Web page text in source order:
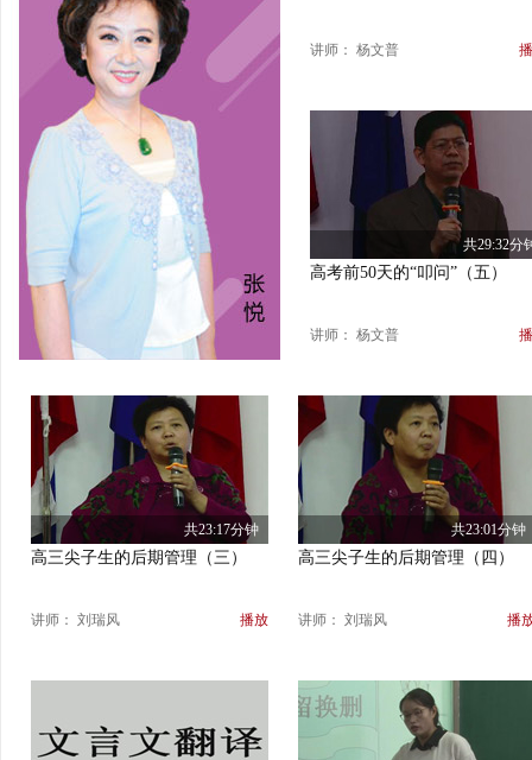
讲师： 杨文普
共29:32分
高考前50天的“叩问”（五）
讲师： 杨文普
共23:17分钟
高三尖子生的后期管理（三）
讲师： 刘瑞风 播放
共23:01分钟
高三尖子生的后期管理（四）
讲师： 刘瑞风 播